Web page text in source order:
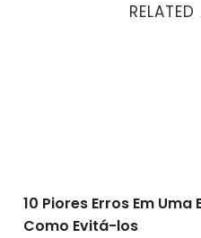
10 Piores Erros Em
Como Evitá-los